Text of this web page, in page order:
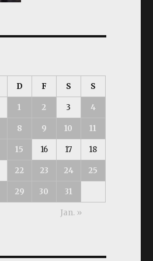
D F S S
1 2 3 4
8 9 10 11
15 16 17 18
22 23 24 25
29 30 31
Jan. »